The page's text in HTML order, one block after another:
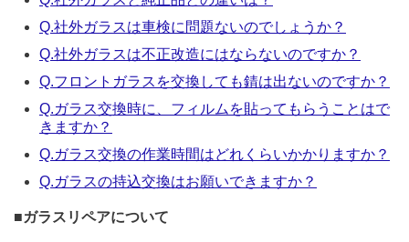
Q.社外ガラスは車検に問題ないのでしょうか？
Q.社外ガラスは不正改造にはならないのですか？
Q.フロントガラスを交換しても錆は出ないのですか？
Q.ガラス交換時に、フィルムを貼ってもらうことはで
きますか？
Q.ガラス交換の作業時間はどれくらいかかりますか？
Q.ガラスの持込交換はお願いできますか？
■ガラスリペアについて